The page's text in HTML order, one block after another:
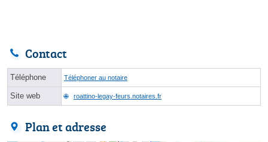
Contact
Téléphone Téléphoner au notaire
Site web roattino-legay-feurs.notaires.fr
Plan et adresse